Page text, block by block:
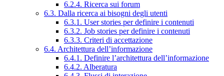
6.2.4. Ricerca sui forum
6.3. Dalla ricerca ai bisogni degli utenti
6.3.1. User stories per definire i contenuti
6.3.2. Job stories per definire i contenuti
6.3.3. Criteri di accettazione
6.4. Architettura dell’informazione
6.4.1. Definire l’architettura dell’informazione
6.4.2. Alberatura